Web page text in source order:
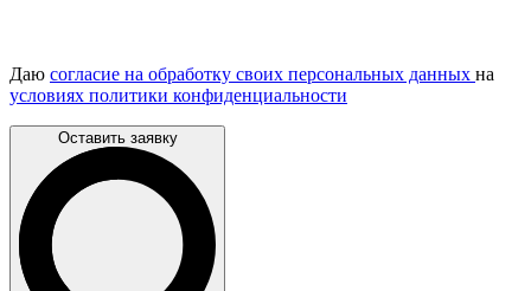
Даю согласие на обработку своих персональных данных на
условиях политики конфиденциальности
Оставить заявку